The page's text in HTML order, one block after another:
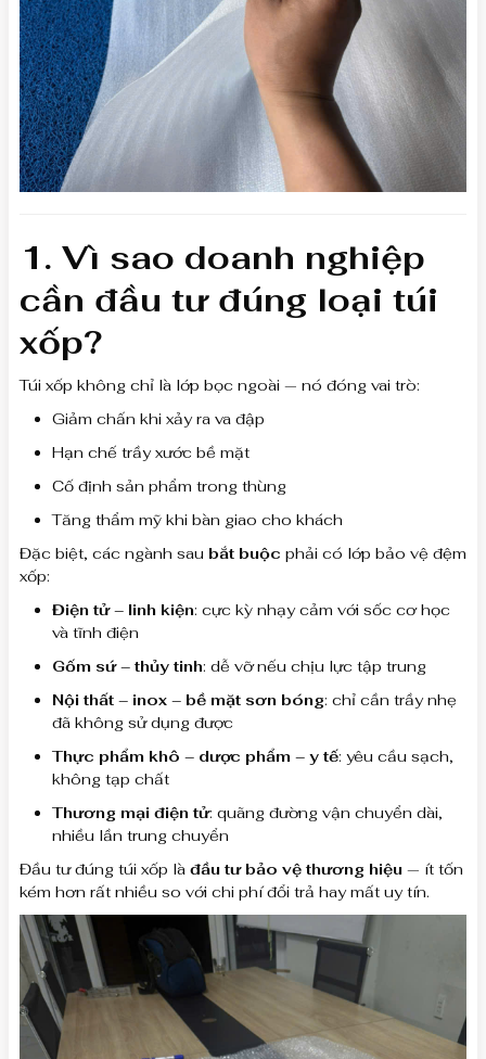
1. Vì sao doanh nghiệp
cần đầu tư đúng loại túi
xốp?
Túi xốp không chỉ là lớp bọc ngoài — nó đóng vai trò:
Giảm chấn khi xảy ra va đập
Hạn chế trầy xước bề mặt
Cố định sản phẩm trong thùng
Tăng thẩm mỹ khi bàn giao cho khách
Đặc biệt, các ngành sau bắt buộc phải có lớp bảo vệ đệm
xốp:
Điện tử – linh kiện: cực kỳ nhạy cảm với sốc cơ học
và tĩnh điện
Gốm sứ – thủy tinh: dễ vỡ nếu chịu lực tập trung
Nội thất – inox – bề mặt sơn bóng: chỉ cần trầy nhẹ
đã không sử dụng được
Thực phẩm khô – dược phẩm – y tế: yêu cầu sạch,
không tạp chất
Thương mại điện tử: quãng đường vận chuyển dài,
nhiều lần trung chuyển
Đầu tư đúng túi xốp là đầu tư bảo vệ thương hiệu — ít tốn
kém hơn rất nhiều so với chi phí đổi trả hay mất uy tín.